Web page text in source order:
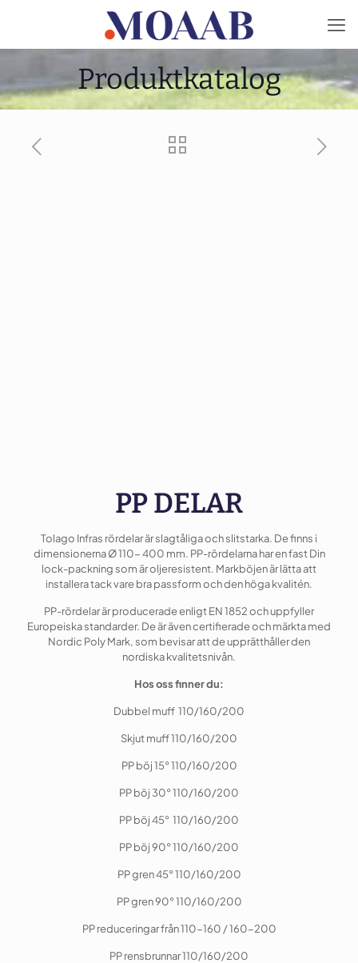
Produktkatalog
PP DELAR
Tolago Infras rördelar är slagtåliga och slitstarka. De finns i
dimensionerna Ø 110- 400 mm. PP-rördelarna har en fast Din
lock-packning som är oljeresistent. Markböjen är lätta att
installera tack vare bra passform och den höga kvalitén.
PP-rördelar är producerade enligt EN 1852 och uppfyller
Europeiska standarder. De är även certifierade och märkta med
Nordic Poly Mark, som bevisar att de upprätthåller den
nordiska kvalitetsnivån.
Hos oss finner du:
Dubbel muff 110/160/200
Skjut muff 110/160/200
PP böj 15° 110/160/200
PP böj 30° 110/160/200
PP böj 45° 110/160/200
PP böj 90° 110/160/200
PP gren 45° 110/160/200
PP gren 90° 110/160/200
PP reduceringar från 110-160 / 160-200
PP rensbrunnar 110/160/200